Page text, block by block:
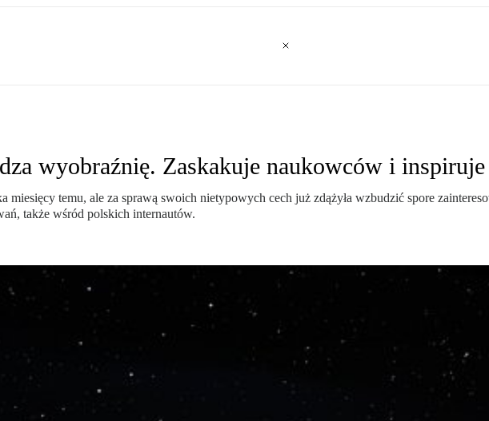
wyobraźnię. Zaskakuje naukowców i
temu, ale za sprawą swoich nietypowych cech już zdążyła wzbudzić spore
także wśród polskich internautów.